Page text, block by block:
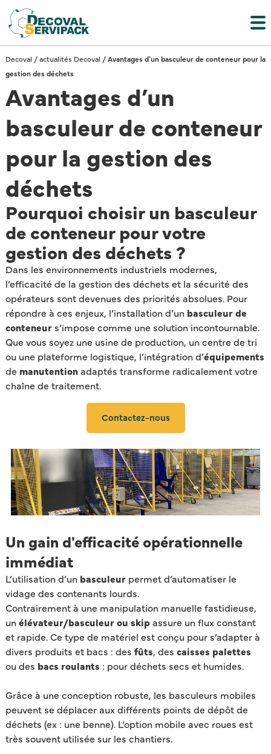
Decoval /actualités Decoval /Avantages d’un basculeur de conteneur pour la
gestion des déchets
Avantages d’un
basculeur de conteneur
pour la gestion des
déchets
Pourquoi choisir un basculeur
de conteneur pour votre
gestion des déchets ?
Dans les environnements industriels modernes,
l’efficacité de la gestion des déchets et la sécurité des
opérateurs sont devenues des priorités absolues. Pour
répondre à ces enjeux, l’installation d’un basculeur de
conteneurs’impose comme une solution incontournable.
Que vous soyez une usine de production, un centre de tri
ou une plateforme logistique, l’intégration d’équipements
de manutentionadaptés transforme radicalement votre
chaîne de traitement.
Contactez-nous
Un gain d'efficacité opérationnelle
immédiat
L’utilisation d’un basculeurpermet d’automatiser le
vidage des contenants lourds.
Contrairement à une manipulation manuelle fastidieuse,
unélévateur/basculeur ou skipassure un flux constant
et rapide. Ce type de matériel est conçu pour s’adapter à
divers produits et bacs : des fûts, des caisses palettes
ou des bacs roulants : pour déchets secs et humides.
Grâce à une conception robuste, les basculeurs mobiles
peuvent se déplacer aux différents points de dépôt de
déchets (ex : une benne). L’option mobile avec roues est
très souvent utilisée sur les chantiers.